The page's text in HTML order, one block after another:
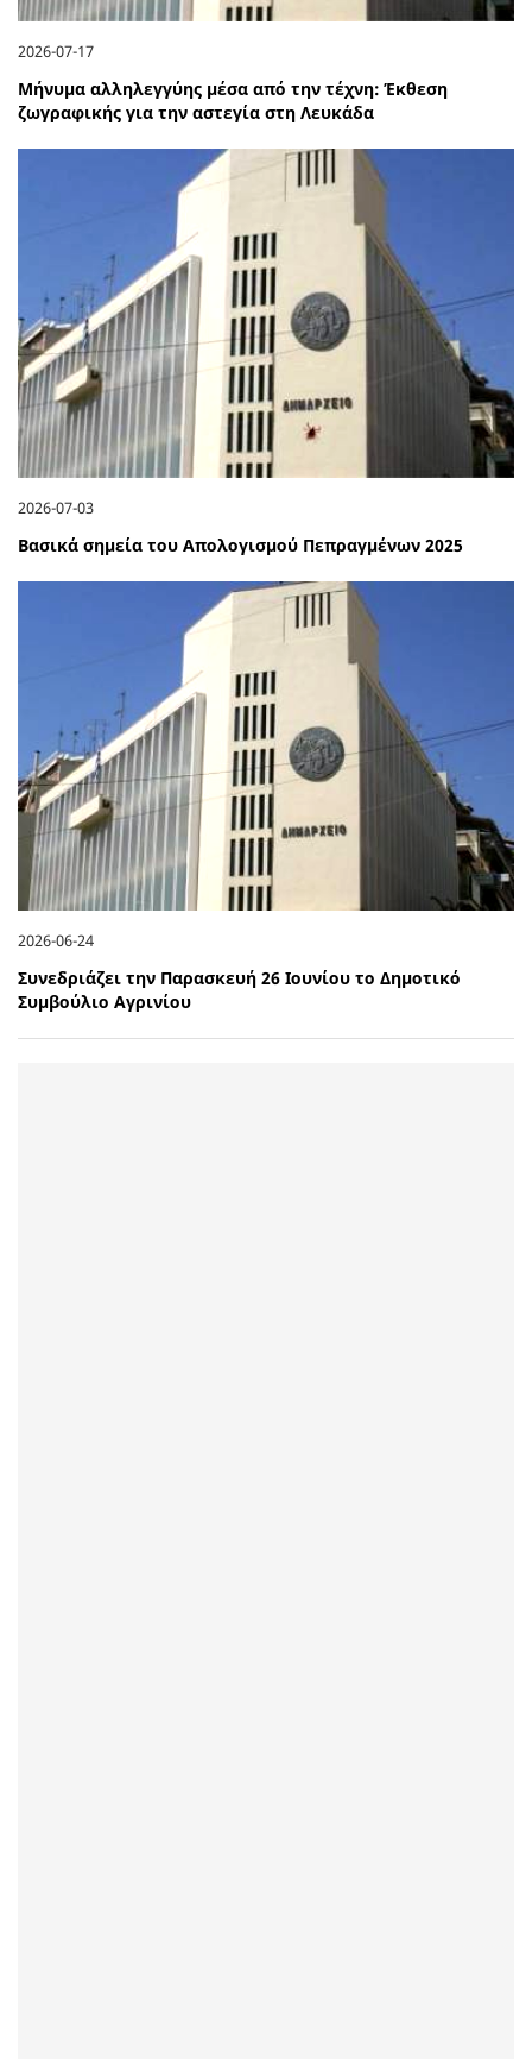
2026-07-17
Μήνυμα αλληλεγγύης μέσα από την τέχνη: Έκθεση
ζωγραφικής για την αστεγία στη Λευκάδα
2026-07-03
Βασικά σημεία του Απολογισμού Πεπραγμένων 2025
2026-06-24
Συνεδριάζει την Παρασκευή 26 Ιουνίου το Δημοτικό
Συμβούλιο Αγρινίου